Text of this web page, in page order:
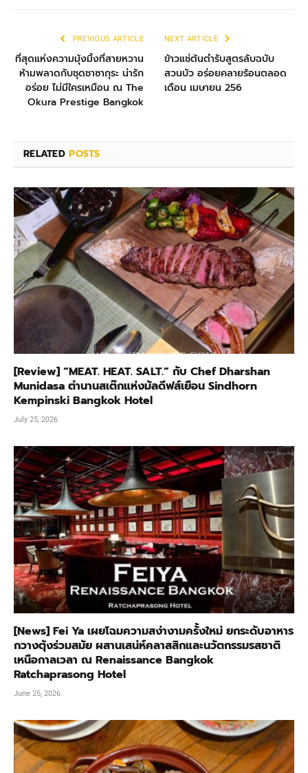
PREVIOUS ARTICLE
ที่สุดแห่งความมุ้งมิ้งที่สายหวาน
ห้ามพลาดกับชุดชาซากุระ น่ารัก
อร่อย ไม่มีใครเหมือน ณ The
Okura Prestige Bangkok
NEXT ARTICLE
ข้าวแช่ต้นตำรับสูตรลับฉบับ
สวนบัว อร่อยคลายร้อนตลอด
เดือน เมษายน 256
RELATEDPOSTS
[Review] “MEAT. HEAT. SALT.” กับ Chef Dharshan
Munidasa ตำนานสเต๊กแห่งมัลดีฟส์เยือน Sindhorn
Kempinski Bangkok Hotel
July 25, 2026
[News] Fei Ya เผยโฉมความสง่างามครั้งใหม่ ยกระดับอาหาร
กวางตุ้งร่วมสมัย ผสานเสน่ห์คลาสสิกและนวัตกรรมรสชาติ
เหนือกาลเวลา ณ Renaissance Bangkok
Ratchaprasong Hotel
June 25, 2026